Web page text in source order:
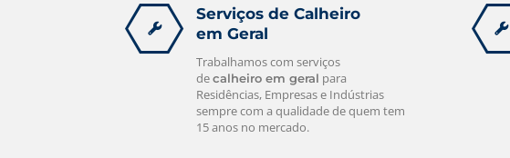
Serviços de Calheiro
em Geral
Trabalhamos com serviços
decalheiro em geral para
Residências, Empresas e Indústrias
sempre com a qualidade de quem tem
15 anos no mercado.